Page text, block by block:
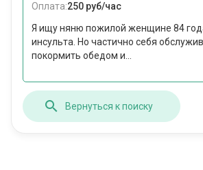
Оплата:250 руб/час
Я ищу няню пожилой женщине 84
инсульта. Но частично себя
покормить обедом и...
Вернуться к поиску